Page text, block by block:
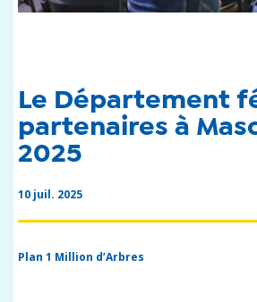
Le Département
partenaires à
2025
10 juil. 2025
Plan 1 Million d’Arbres